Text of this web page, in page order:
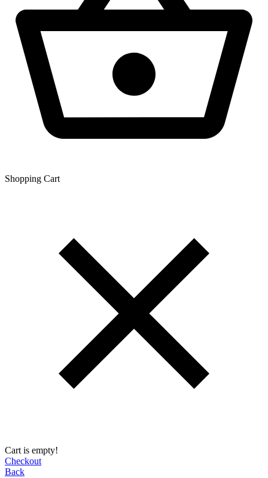
Shopping Сart
Cart is empty!
Checkout
Back